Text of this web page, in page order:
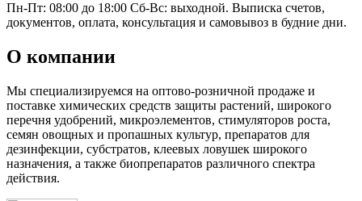
Пн-Пт: 08:00 до 18:00 Сб-Вс: выходной. Выписка счетов,
документов, оплата, консультация и самовывоз в будние дни.
О компании
Мы специализируемся на оптово-розничной продаже и
поставке химических средств защиты растений, широкого
перечня удобрений, микроэлементов, стимуляторов роста,
семян овощных и пропашных культур, препаратов для
дезинфекции, субстратов, клеевых ловушек широкого
назначения, а также биопрепаратов различного спектра
действия.